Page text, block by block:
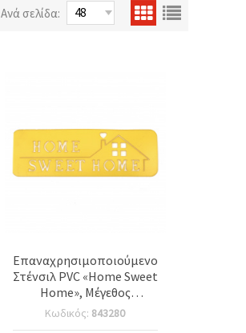
Ανά σελίδα:
Επαναχρησιμοποιούμενο
Στένσιλ PVC «Home Sweet
Home», Μέγεθος
αποτυπώματος: 13.5×4
cm
Κωδικός: 843280